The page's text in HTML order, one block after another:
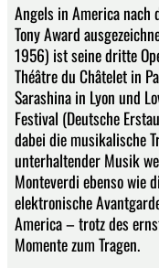
Angels in America nach
Tony Award
1956) ist seine dritte
Théâtre du Châtelet in
Sarashina in Lyon und
Festival (Deutsche
dabei die musikalische
unterhaltender Musik
Monteverdi ebenso wie
elektronische
America – trotz des
Momente zum Tragen.